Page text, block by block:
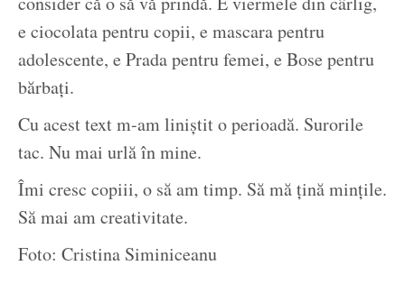
e ciocolata pentru copii, e mascara pentru
adolescente, e Prada pentru femei, e Bose pentru
bărbați.
Cu acest text m-am liniștit o perioadă. Surorile
tac. Nu mai urlă în mine.
Îmi cresc copiii, o să am timp. Să mă țină mințile.
Să mai am creativitate.
Foto: Cristina Siminiceanu